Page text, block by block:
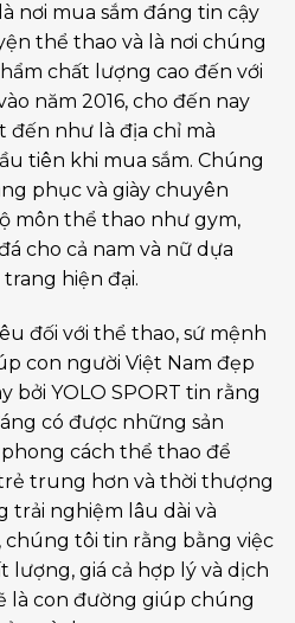
nơi mua sắm đáng tin cậy
thể thao và là nơi chúng
chất lượng cao đến với
năm 2016, cho đến nay
đến như là địa chỉ mà
tiên khi mua sắm. Chúng
phục và giày chuyên
môn thể thao như gym,
cho cả nam và nữ dựa
hiện đại.
đối với thể thao, sứ mệnh
con người Việt Nam đẹp
bởi YOLO SPORT tin rằng
có được những sản
cách thể thao để
trung hơn và thời thượng
trải nghiệm lâu dài và
tôi tin rằng bằng việc
lượng, giá cả hợp lý và dịch
là con đường giúp chúng